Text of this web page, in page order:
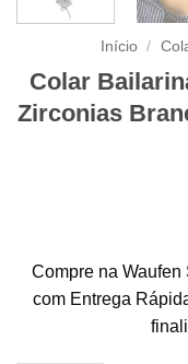
Início /
Colar
Zirconias
Compre na Waufen
com Entrega